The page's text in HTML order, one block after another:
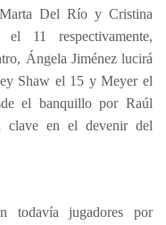
Del Río y Cristina
11 respectivamente,
Ángela Jiménez lucirá
Shaw el 15 y Meyer el
el banquillo por Raúl
clave en el devenir del
todavía jugadores por